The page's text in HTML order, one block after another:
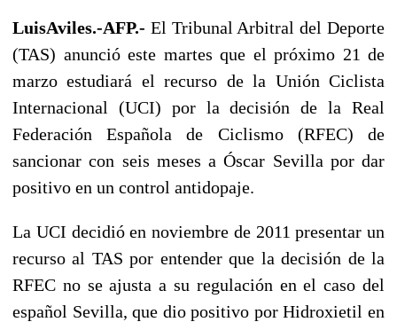
LuisAviles.-AFP.- El Tribunal Arbitral del Deporte
(TAS) anunció este martes que el próximo 21 de
marzo estudiará el recurso de la Unión Ciclista
Internacional (UCI) por la decisión de la Real
Federación Española de Ciclismo (RFEC) de
sancionar con seis meses a Óscar Sevilla por dar
positivo en un control antidopaje.
La UCI decidió en noviembre de 2011 presentar un
recurso al TAS por entender que la decisión de la
RFEC no se ajusta a su regulación en el caso del
español Sevilla, que dio positivo por Hidroxietil en